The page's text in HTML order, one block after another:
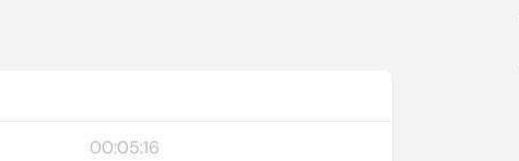
00:05:16